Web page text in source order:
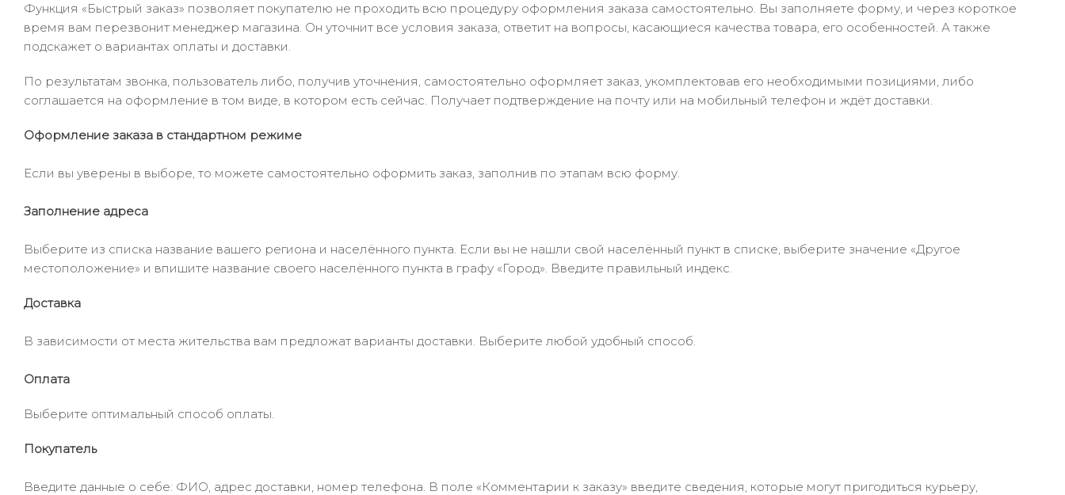
Функция «Быстрый заказ» позволяет покупателю не проходить всю процедуру оформления заказа самостоятельно. Вы заполняете форму, и через короткое
время вам перезвонит менеджер магазина. Он уточнит все условия заказа, ответит на вопросы, касающиеся качества товара, его особенностей. А также
подскажет о вариантах оплаты и доставки.
По результатам звонка, пользователь либо, получив уточнения, самостоятельно оформляет заказ, укомплектовав его необходимыми позициями, либо
соглашается на оформление в том виде, в котором есть сейчас. Получает подтверждение на почту или на мобильный телефон и ждёт доставки.
Оформление заказа в стандартном режиме
Если вы уверены в выборе, то можете самостоятельно оформить заказ, заполнив по этапам всю форму.
Заполнение адреса
Выберите из списка название вашего региона и населённого пункта. Если вы не нашли свой населённый пункт в списке, выберите значение «Другое
местоположение» и впишите название своего населённого пункта в графу «Город». Введите правильный индекс.
Доставка
В зависимости от места жительства вам предложат варианты доставки. Выберите любой удобный способ.
Оплата
Выберите оптимальный способ оплаты.
Покупатель
Введите данные о себе: ФИО, адрес доставки, номер телефона. В поле «Комментарии к заказу» введите сведения, которые могут пригодиться курьеру,